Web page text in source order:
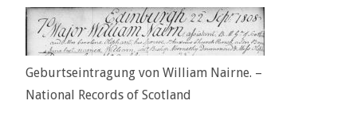
Geburtseintragung von William Nairne. –
National Records of Scotland